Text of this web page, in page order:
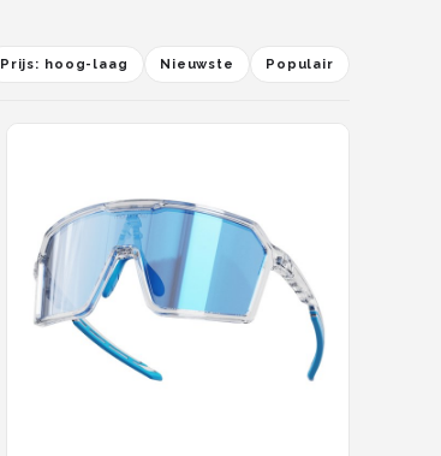
Prijs: hoog-laag Nieuwste Populair